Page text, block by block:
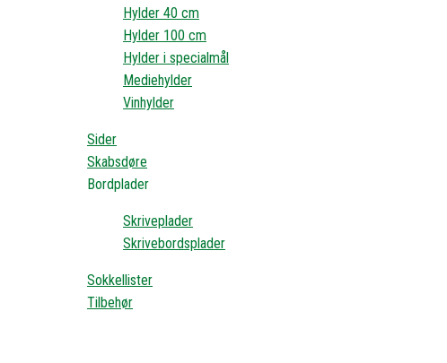
Hylder 40 cm
Hylder 100 cm
Hylder i specialmål
Mediehylder
Vinhylder
Sider
Skabsdøre
Bordplader
Skriveplader
Skrivebordsplader
Sokkellister
Tilbehør